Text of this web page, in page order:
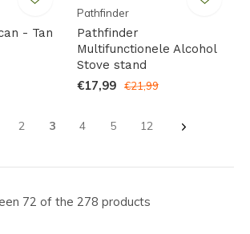
- Tan
Pathfinder
Pathfinder
Multifunctionele Alcohol
Stove stand
€17,99 €21,99
2 3 4 5 12
72 of the 278 products